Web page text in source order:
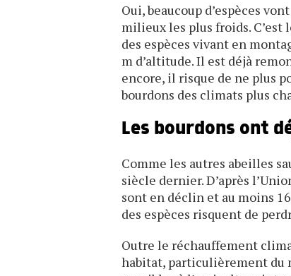
Oui, beaucoup d’espèces
milieux les plus froids. C’est
des espèces vivant en
m d’altitude. Il est déjà
encore, il risque de ne plus
bourdons des climats plus
Les bourdons ont
Comme les autres abeilles
siècle dernier. D’après
sont en déclin et au moins
des espèces risquent de
Outre le réchauffement
habitat, particulièrement du